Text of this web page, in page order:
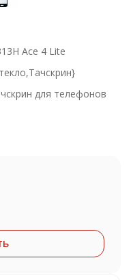
Ace 4 Lite
для телефонов